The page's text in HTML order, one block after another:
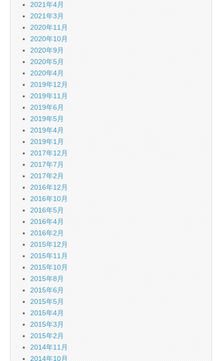
2021年4月
2021年3月
2020年11月
2020年10月
2020年9月
2020年5月
2020年4月
2019年12月
2019年11月
2019年6月
2019年5月
2019年4月
2019年1月
2017年12月
2017年7月
2017年2月
2016年12月
2016年10月
2016年5月
2016年4月
2016年2月
2015年12月
2015年11月
2015年10月
2015年8月
2015年6月
2015年5月
2015年4月
2015年3月
2015年2月
2014年11月
2014年10月